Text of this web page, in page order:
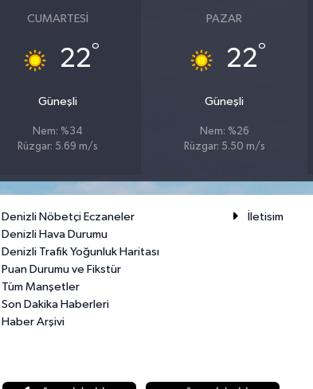
CUMARTESI
22°
Güneşli
Nem: %34
Rüzgar: 5.69 m/s
PAZAR
22°
Güneşli
Nem: %26
Rüzgar: 5.50 m/s
Denizli Nöbetçi Eczaneler
Denizli Hava Durumu
Denizli Trafik Yoğunluk Haritası
Puan Durumu ve Fikstür
Tüm Manşetler
Son Dakika Haberleri
Haber Arşivi
İletisim